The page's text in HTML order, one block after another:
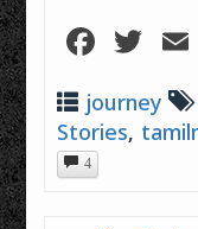
journey
Stories,
4